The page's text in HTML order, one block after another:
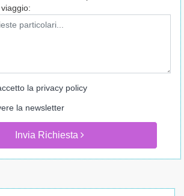
la privacy policy
la newsletter
Invia Richiesta